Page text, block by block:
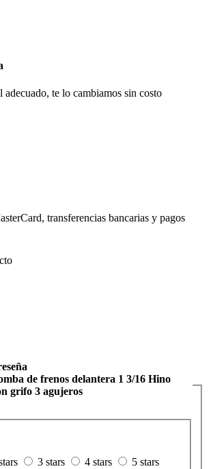
adecuado, te lo cambiamos sin costo
transferencias bancarias y pagos
de frenos delantera 1 3/16 Hino
grifo 3 agujeros
3 stars 4 stars
5 stars